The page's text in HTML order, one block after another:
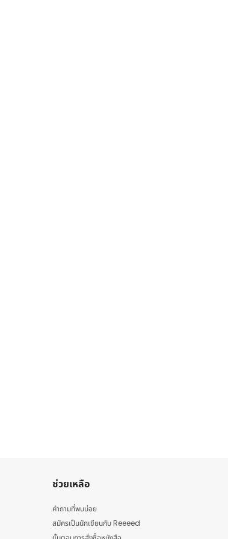
ช่วยเหลือ
คำถามที่พบบ่อย
สมัครเป็นนักเขียนกับ Reeeed